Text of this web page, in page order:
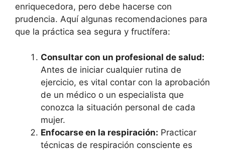
enriquecedora, pero debe hacerse con
prudencia. Aquí algunas recomendaciones para
que la práctica sea segura y fructífera:
Consultar con un profesional de salud:
Antes de iniciar cualquier rutina de
ejercicio, es vital contar con la aprobación
de un médico o un especialista que
conozca la situación personal de cada
mujer.
Enfocarse en la respiración: Practicar
técnicas de respiración consciente es